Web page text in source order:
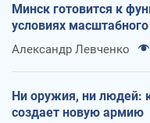
Минск готовится к
условиях
Александр Левченко
Ни оружия, ни людей:
создает новую армию